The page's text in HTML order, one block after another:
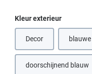
Selecteer
Kleur exterieur
Decor
doorschijnend blauw
(Deze optie